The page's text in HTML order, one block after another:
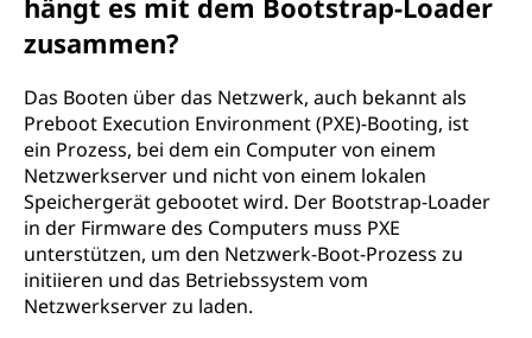
hängt es mit dem Bootstrap-Loader
zusammen?
Das Booten über das Netzwerk, auch bekannt als
Preboot Execution Environment (PXE)-Booting, ist
ein Prozess, bei dem ein Computer von einem
Netzwerkserver und nicht von einem lokalen
Speichergerät gebootet wird. Der Bootstrap-Loader
in der Firmware des Computers muss PXE
unterstützen, um den Netzwerk-Boot-Prozess zu
initiieren und das Betriebssystem vom
Netzwerkserver zu laden.